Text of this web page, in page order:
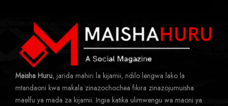
Maisha Huru, jarida mahiri la kijamii, ndilo lengwa lako la
mtandaoni kwa makala zinazochochea fikira zinazojumuisha
maelfu ya mada za kijamii. Ingia katika ulimwengu wa maoni ya